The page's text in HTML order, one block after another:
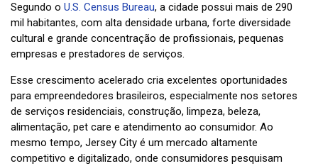
Segundo o U.S. Census Bureau, a cidade possui mais de 290
mil habitantes, com alta densidade urbana, forte diversidade
cultural e grande concentração de profissionais, pequenas
empresas e prestadores de serviços.
Esse crescimento acelerado cria excelentes oportunidades
para empreendedores brasileiros, especialmente nos setores
de serviços residenciais, construção, limpeza, beleza,
alimentação, pet care e atendimento ao consumidor. Ao
mesmo tempo, Jersey City é um mercado altamente
competitivo e digitalizado, onde consumidores pesquisam